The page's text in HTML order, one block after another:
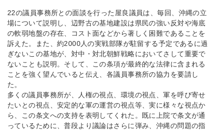
22の議員事務所との面談を行った屋良議員は、毎回、沖縄の立
場について説明し、辺野古の基地建設は県民の強い反対や海底
の軟弱地盤の存在、コスト面などから著しく困難であることを
訴えた。また、約2000人の実戦部隊が駐留する予定であるに過
ぎないこの基地が、対中・対北朝鮮戦略においてさして重要で
ないことも説明。そして、この条項が最終的な法律に含まれる
ことを強く望んでいると伝え、各議員事務所の協力を要請し
た。
多くの議員事務所が、人権の視点、環境の視点、軍を呼び寄せ
たいとの視点、安定的な軍の運営の視点等、実に様々な視点か
ら、この条文への支持を表明してくれた。既に上院で条文が通
っているために、普段より議論はさらに弾み、沖縄の問題の指